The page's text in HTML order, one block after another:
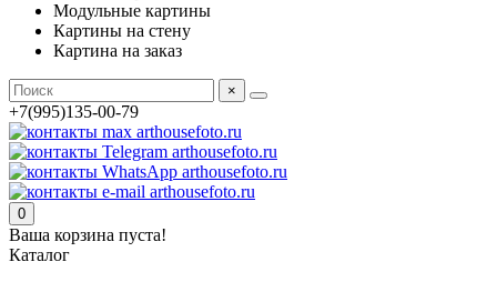
Модульные картины
Картины на стену
Картина на заказ
×
+7(995)135-00-79
0
Ваша корзина пуста!
Каталог